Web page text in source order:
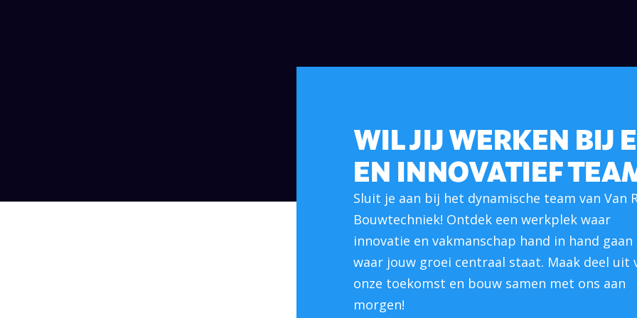
WIL JIJ WERKEN BIJ
EN INNOVATIEF
Sluit je aan bij het dynamische team van Van
Bouwtechniek! Ontdek een werkplek waar
innovatie en vakmanschap hand in hand gaan
waar jouw groei centraal staat. Maak deel uit
onze toekomst en bouw samen met ons aan
morgen!